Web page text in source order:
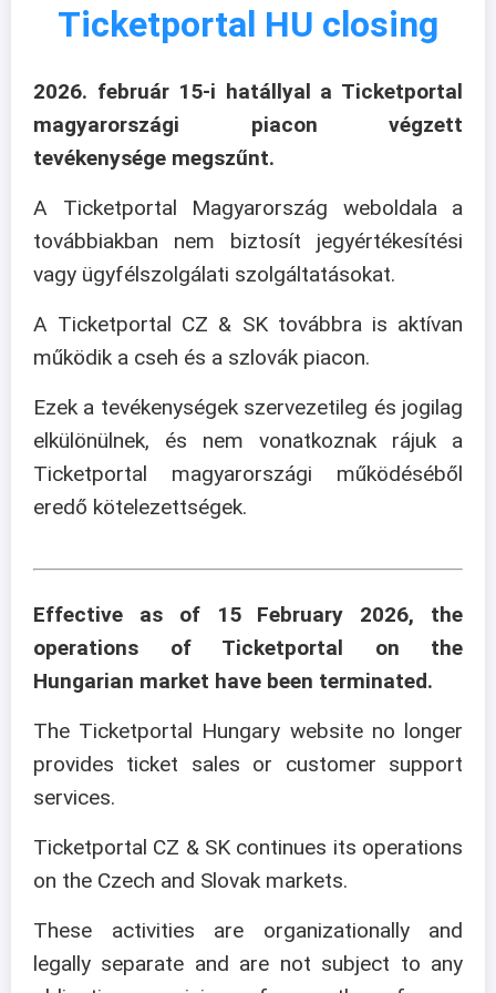
Ticketportal HU closing
2026. február 15-i hatállyal a Ticketportal
magyarországi piacon végzett
tevékenysége megszűnt.
A Ticketportal Magyarország weboldala a
továbbiakban nem biztosít jegyértékesítési
vagy ügyfélszolgálati szolgáltatásokat.
A Ticketportal CZ & SK továbbra is aktívan
működik a cseh és a szlovák piacon.
Ezek a tevékenységek szervezetileg és jogilag
elkülönülnek, és nem vonatkoznak rájuk a
Ticketportal magyarországi működéséből
eredő kötelezettségek.
Effective as of 15 February 2026, the
operations of Ticketportal on the
Hungarian market have been terminated.
The Ticketportal Hungary website no longer
provides ticket sales or customer support
services.
Ticketportal CZ & SK continues its operations
on the Czech and Slovak markets.
These activities are organizationally and
legally separate and are not subject to any